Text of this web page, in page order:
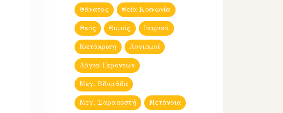
Θάνατος Θεία Κοινωνία
Θεός Θυμός Ιατρικά
Κατάκριση Λογισμοί
Λόγια Γερόντων
Μεγ. Βδομἀδα
Μεγ. Σαρακοστή Μετάνοια